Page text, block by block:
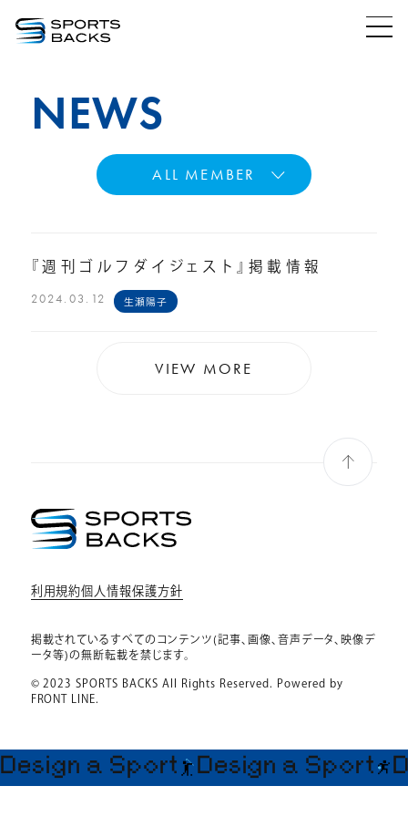
NEWS
ALL MEMBER
『週刊ゴルフダイジェスト』掲載情報
2024.03.12 生瀬陽子
VIEW MORE
利用規約個人情報保護方針
掲載されているすべてのコンテンツ(記事、画像、音声データ、映像デ
ータ等)の無断転載を禁じます。
© 2023 SPORTS BACKS All Rights Reserved. Powered by
FRONT LINE.
Design a Sport Design a Sport